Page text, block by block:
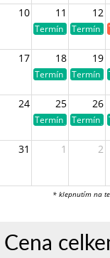
10 11 12
Termín je volný
Termín
17 18 19
Termín je volný
Termín
24 25 26
Termín je volný
Termín
31 1 2
* klepnutím na
Cena